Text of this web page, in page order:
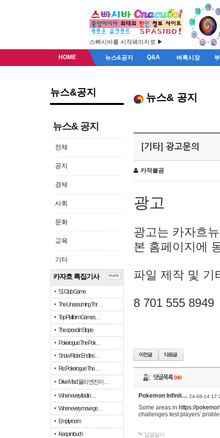
스빠시바를 시작페이지로 ▶
HOME 뉴스&공지 Q&A 벼룩시장
뉴스&공지
뉴스& 공지
전체
공지
경제
사회
문화
교육
기타
카자흐 특집기사
51 Club Game
The Unassuming Thr…
Top Platform Games…
The speed in Slope
Pokerogue: The Pok…
Snow Rider: Endles…
Re: Pokerogue: The…
Drive Mad: 물리 엔진이 …
When every fractio…
When every move ge…
Empty room
Keep in touch
more
뉴스& 공지
[기타] 광고문의
카작불곰
광고
광고는 카자흐
본 홈페이지에
파일 제작 및 기
8 701 555 8949
댓글목록949
Pokemon Infinit… 24-08-14
Some areas in https://
challenges test players'
답글달기